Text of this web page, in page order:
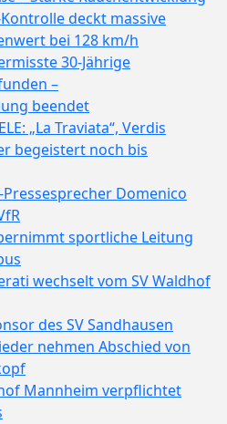
deckt massive
bei 128 km/h
30-Jährige
–
beendet
„La Traviata“, Verdis
begeistert noch bis
Domenico
sportliche Leitung
wechselt vom SV Waldhof
des SV Sandhausen
nehmen Abschied von
Mannheim verpflichtet